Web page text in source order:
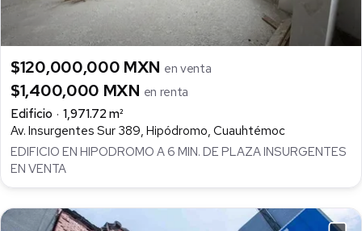
$120,000,000 MXN en venta
$1,400,000 MXN en renta
Edificio
1,971.72 m²
Av. Insurgentes Sur 389, Hipódromo, Cuauhtémoc
EDIFICIO EN HIPODROMO A 6 MIN. DE PLAZA INSURGENTES
EN VENTA